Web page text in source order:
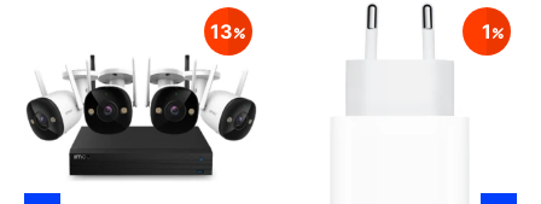
13 1